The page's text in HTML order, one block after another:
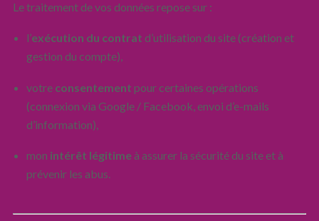
Le traitement de vos données repose sur :
l’exécution du contrat d’utilisation du site (création et
gestion du compte),
votre consentement pour certaines opérations
(connexion via Google / Facebook, envoi d’e-mails
d’information),
mon intérêt légitime à assurer la sécurité du site et à
prévenir les abus.